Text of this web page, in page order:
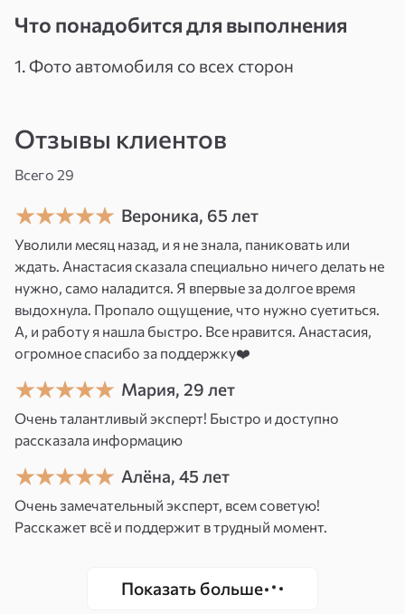
происходят в его пространстве. Со временем
внутри машины может накапливаться
негатив: от ссор, стрессов, страхов, а также —
Чистка автомобиля от негатива — это
индивидуальный ритуал, направленный на
выявление и устранение негативных
программ, деструктивных воздействий и
застойных энергий в транспортном средстве.
Во время просмотра я определяю зоны с
нарушенной энергетикой, очищаю их,
восстанавливаю защиту и гармонизирую поле
автомобиля.
После такой работы улучшается общее
состояние водителя, снижается вероятность
поломок и ДТП, а поездки становятся
спокойными и безопасными.
Что понадобится для выполнения
1. Фото автомобиля со всех сторон
Отзывы клиентов
Всего 29
Вероника, 65 лет
Уволили месяц назад, и я не знала, паниковать или
ждать. Анастасия сказала специально ничего делать не
нужно, само наладится. Я впервые за долгое время
выдохнула. Пропало ощущение, что нужно суетиться.
А, и работу я нашла быстро. Все нравится. Анастасия,
огромное спасибо за поддержку❤️
Мария, 29 лет
Очень талантливый эксперт! Быстро и доступно
рассказала информацию
Алёна, 45 лет
Очень замечательный эксперт, всем советую!
Расскажет всё и поддержит в трудный момент.
Показать больше